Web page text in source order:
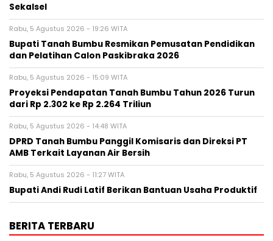
Sekalsel
Rabu, 5 Agustus 2026 - 19:26 WITA
Bupati Tanah Bumbu Resmikan Pemusatan Pendidikan
dan Pelatihan Calon Paskibraka 2026
Rabu, 5 Agustus 2026 - 15:09 WITA
Proyeksi Pendapatan Tanah Bumbu Tahun 2026 Turun
dari Rp 2.302 ke Rp 2.264 Triliun
Rabu, 5 Agustus 2026 - 14:48 WITA
DPRD Tanah Bumbu Panggil Komisaris dan Direksi PT
AMB Terkait Layanan Air Bersih
Rabu, 5 Agustus 2026 - 11:27 WITA
Bupati Andi Rudi Latif Berikan Bantuan Usaha Produktif
BERITA TERBARU